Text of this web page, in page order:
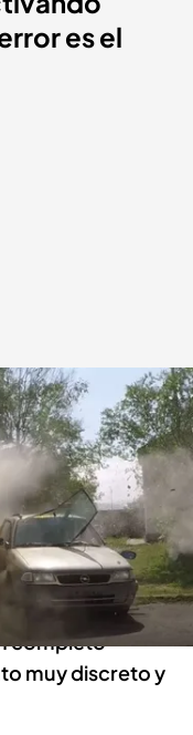
es el
para sus operaciones.
Mir
presencia de
y cualquier
completo
muy discreto y